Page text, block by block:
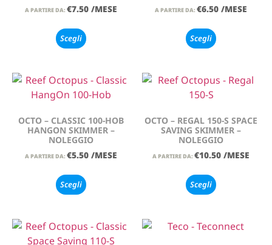
A PARTIRE DA: €7.50 /MESE
Scegli
A PARTIRE DA: €6.50 /MESE
Scegli
OCTO – CLASSIC 100-HOB
HANGON SKIMMER –
NOLEGGIO
A PARTIRE DA: €5.50 /MESE
Scegli
OCTO – REGAL 150-S SPACE
SAVING SKIMMER –
NOLEGGIO
A PARTIRE DA: €10.50 /MESE
Scegli